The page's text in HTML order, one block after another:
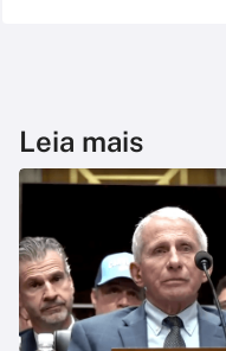
Leia mais